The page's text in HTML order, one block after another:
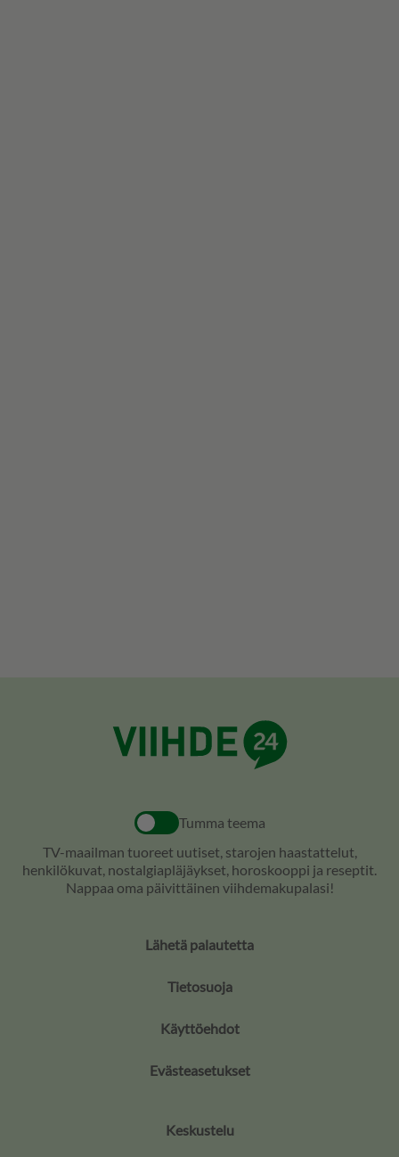
Tumma teema
TV-maailman tuoreet uutiset, starojen haastattelut,
henkilökuvat, nostalgiapläjäykset, horoskooppi ja reseptit.
Nappaa oma päivittäinen viihdemakupalasi!
Lähetä palautetta
Tietosuoja
Käyttöehdot
Evästeasetukset
Keskustelu